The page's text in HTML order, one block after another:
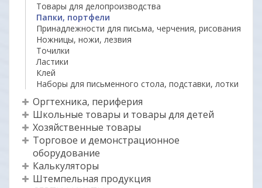
Товары для делопроизводства
Папки, портфели
Принадлежности для письма, черчения, рисования
Ножницы, ножи, лезвия
Точилки
Ластики
Клей
Наборы для письменного стола, подставки, лотки
Оргтехника, периферия
Школьные товары и товары для детей
Хозяйственные товары
Торговое и демонстрационное
оборудование
Калькуляторы
Штемпельная продукция